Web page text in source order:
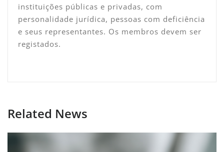
instituições públicas e privadas, com
personalidade jurídica, pessoas com deficiência
e seus representantes. Os membros devem ser
registados.
Related News